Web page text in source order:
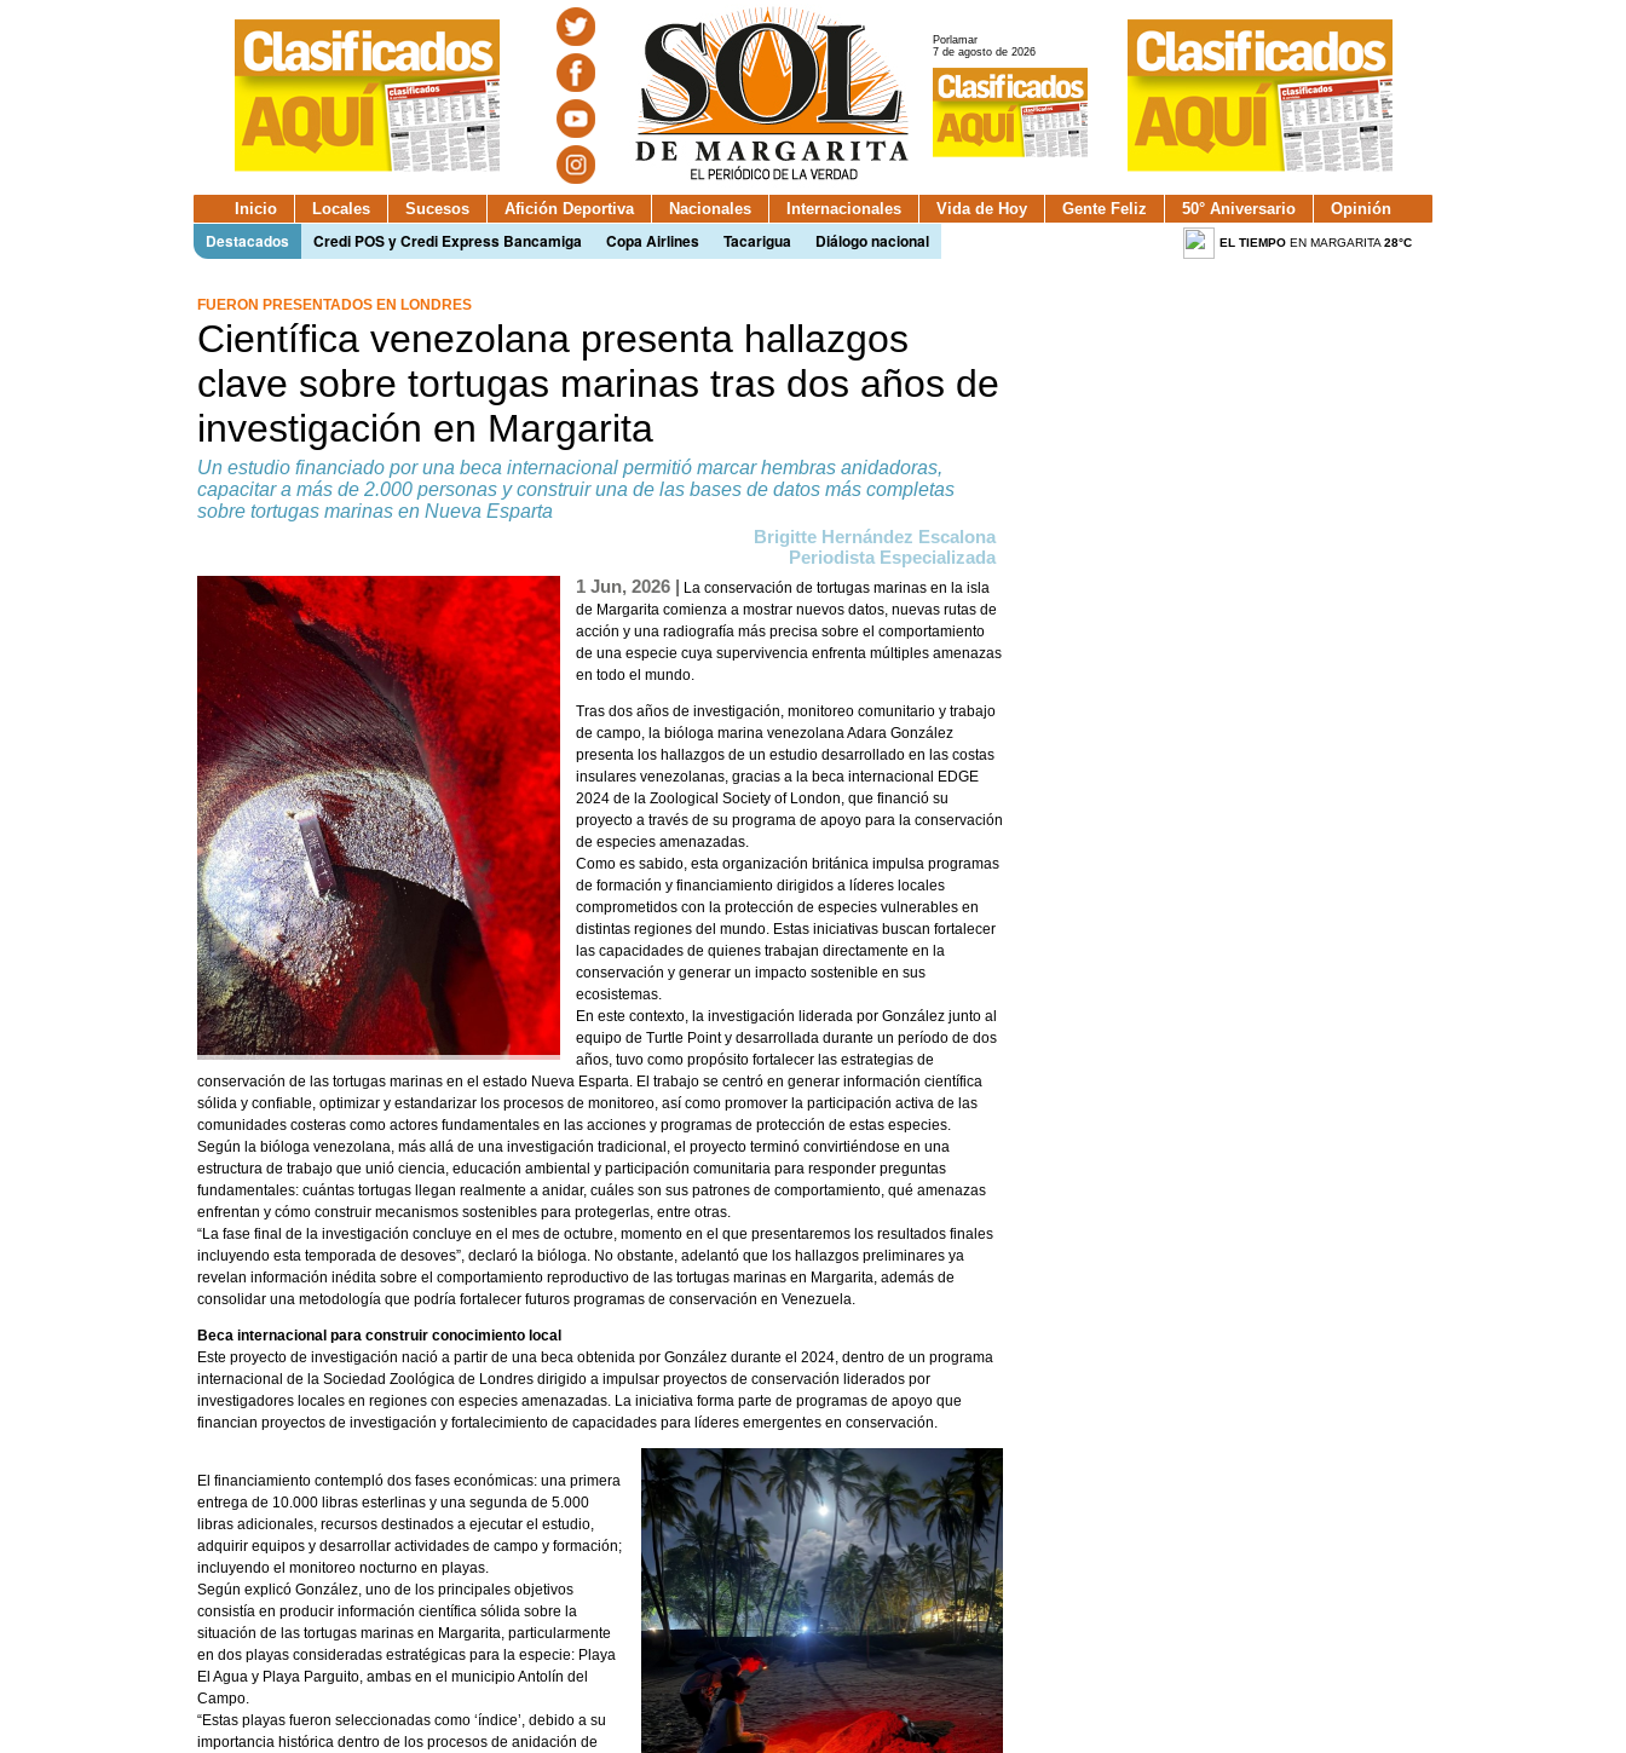
Porlamar
7 de agosto de 2026
Inicio Locales Sucesos Afición Deportiva Nacionales Internacionales Vida de Hoy Gente Feliz 50° Aniversario Opinión
Destacados Credi POS y Credi Express Bancamiga Copa Airlines Tacarigua Diálogo nacional EL TIEMPOEN MARGARITA 28°C
FUERON PRESENTADOS EN LONDRES
Científica venezolana presenta hallazgos
clave sobre tortugas marinas tras dos años de
investigación en Margarita
Un estudio financiado por una beca internacional permitió marcar hembras anidadoras,
capacitar a más de 2.000 personas y construir una de las bases de datos más completas
sobre tortugas marinas en Nueva Esparta
Brigitte Hernández Escalona
Periodista Especializada
1 Jun, 2026 | La conservación de tortugas marinas en la isla
de Margarita comienza a mostrar nuevos datos, nuevas rutas de
acción y una radiografía más precisa sobre el comportamiento
de una especie cuya supervivencia enfrenta múltiples amenazas
en todo el mundo.
Tras dos años de investigación, monitoreo comunitario y trabajo
de campo, la bióloga marina venezolana Adara González
presenta los hallazgos de un estudio desarrollado en las costas
insulares venezolanas, gracias a la beca internacional EDGE
2024 de la Zoological Society of London, que financió su
proyecto a través de su programa de apoyo para la conservación
de especies amenazadas.
Como es sabido, esta organización británica impulsa programas
de formación y financiamiento dirigidos a líderes locales
comprometidos con la protección de especies vulnerables en
distintas regiones del mundo. Estas iniciativas buscan fortalecer
las capacidades de quienes trabajan directamente en la
conservación y generar un impacto sostenible en sus
ecosistemas.
En este contexto, la investigación liderada por González junto al
equipo de Turtle Point y desarrollada durante un período de dos
años, tuvo como propósito fortalecer las estrategias de
conservación de las tortugas marinas en el estado Nueva Esparta. El trabajo se centró en generar información científica
sólida y confiable, optimizar y estandarizar los procesos de monitoreo, así como promover la participación activa de las
comunidades costeras como actores fundamentales en las acciones y programas de protección de estas especies.
Según la bióloga venezolana, más allá de una investigación tradicional, el proyecto terminó convirtiéndose en una
estructura de trabajo que unió ciencia, educación ambiental y participación comunitaria para responder preguntas
fundamentales: cuántas tortugas llegan realmente a anidar, cuáles son sus patrones de comportamiento, qué amenazas
enfrentan y cómo construir mecanismos sostenibles para protegerlas, entre otras.
“La fase final de la investigación concluye en el mes de octubre, momento en el que presentaremos los resultados finales
incluyendo esta temporada de desoves”, declaró la bióloga. No obstante, adelantó que los hallazgos preliminares ya
revelan información inédita sobre el comportamiento reproductivo de las tortugas marinas en Margarita, además de
consolidar una metodología que podría fortalecer futuros programas de conservación en Venezuela.
Beca internacional para construir conocimiento local
Este proyecto de investigación nació a partir de una beca obtenida por González durante el 2024, dentro de un programa
internacional de la Sociedad Zoológica de Londres dirigido a impulsar proyectos de conservación liderados por
investigadores locales en regiones con especies amenazadas. La iniciativa forma parte de programas de apoyo que
financian proyectos de investigación y fortalecimiento de capacidades para líderes emergentes en conservación.
El financiamiento contempló dos fases económicas: una primera
entrega de 10.000 libras esterlinas y una segunda de 5.000
libras adicionales, recursos destinados a ejecutar el estudio,
adquirir equipos y desarrollar actividades de campo y formación;
incluyendo el monitoreo nocturno en playas.
Según explicó González, uno de los principales objetivos
consistía en producir información científica sólida sobre la
situación de las tortugas marinas en Margarita, particularmente
en dos playas consideradas estratégicas para la especie: Playa
El Agua y Playa Parguito, ambas en el municipio Antolín del
Campo.
“Estas playas fueron seleccionadas como ‘índice’, debido a su
importancia histórica dentro de los procesos de anidación de